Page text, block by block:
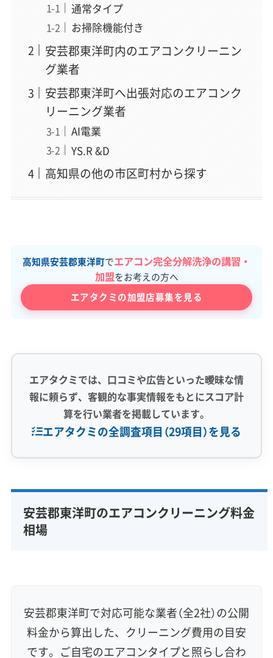
通常タイプ
お掃除機能付き
安芸郡東洋町内のエアコンクリーニン
グ業者
安芸郡東洋町へ出張対応のエアコンク
リーニング業者
AI電業
YS.R &D
高知県の他の市区町村から探す
高知県安芸郡東洋町でエアコン完全分解洗浄の講習・
加盟をお考えの方へ
エアタクミの加盟店募集を見る
エアタクミでは、口コミや広告といった曖昧な情
報に頼らず、客観的な事実情報をもとにスコア計
算を行い業者を掲載しています。
エアタクミの全調査項目（29項目）を見る
完全分解洗浄 部分クリーニング
実績10年以上
資格保有スタッフ
エコ洗剤使用
アレルギー対策
ハウスダスト除去
地域密着型
フランチャイズ
利便性・サービス (12)
安芸郡東洋町のエアコンクリーニング料金
相場
安芸郡東洋町で対応可能な業者（全2社）の公開
料金から算出した、クリーニング費用の目安
です。ご自宅のエアコンタイプと照らし合わ